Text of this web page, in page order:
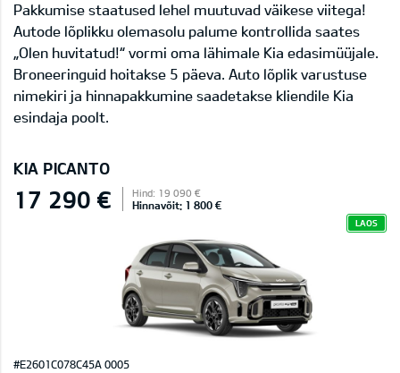
Pakkumise staatused lehel muutuvad väikese viitega!
Autode lõplikku olemasolu palume kontrollida saates
„Olen huvitatud!“ vormi oma lähimale Kia edasimüüjale.
Broneeringuid hoitakse 5 päeva. Auto lõplik varustuse
nimekiri ja hinnapakkumine saadetakse kliendile Kia
esindaja poolt.
KIA PICANTO
17 290 € Hind: 19 090 €
Hinnavõit: 1 800 €
LAOS
#E2601C078C45A 0005